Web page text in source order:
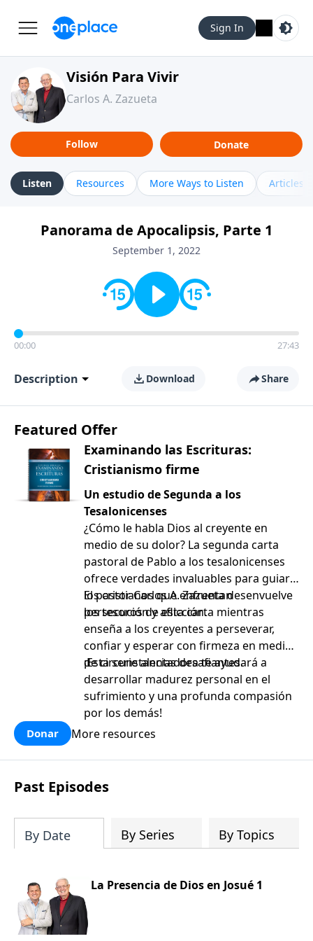
Sign In
Visión Para Vivir
Carlos A. Zazueta
Follow Donate
Listen Resources More Ways to Listen Articles
Panorama de Apocalipsis, Parte 1
September 1, 2022
00:00 27:43
Description Download Share
Featured Offer
Examinando las Escrituras:
Cristianismo firme
Un estudio de Segunda a los
Tesalonicenses
¿Cómo le habla Dios al creyente en
medio de su dolor? La segunda carta
pastoral de Pablo a los tesalonicenses
ofrece verdades invaluables para guiar a
los cristianos que enfrentan
persecución y aflicción.
El pastor Carlos A. Zazueta desenvuelve
los tesoros de esta carta mientras
enseña a los creyentes a perseverar,
confiar y esperar con firmeza en medio
de circunstancias desafiantes.
¡Esta serie alentadora te ayudará a
desarrollar madurez personal en el
sufrimiento y una profunda compasión
por los demás!
Donar More resources
Past Episodes
By Date By Series By Topics
La Presencia de Dios en Josué 1